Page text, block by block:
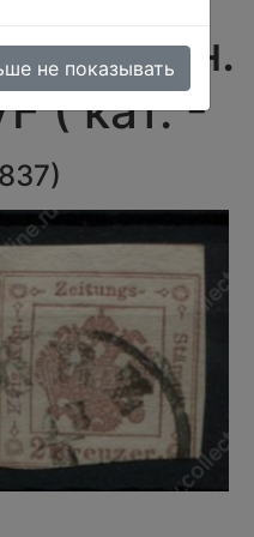
• полн.
( кат. -
)
не показывать